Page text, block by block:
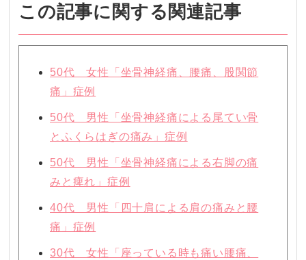
この記事に関する関連記事
50代 女性「坐骨神経痛、腰痛、股関節
痛」症例
50代 男性「坐骨神経痛による尾てい骨
とふくらはぎの痛み」症例
50代 男性「坐骨神経痛による右脚の痛
みと痺れ」症例
40代 男性「四十肩による肩の痛みと腰
痛」症例
30代 女性「座っている時も痛い腰痛、